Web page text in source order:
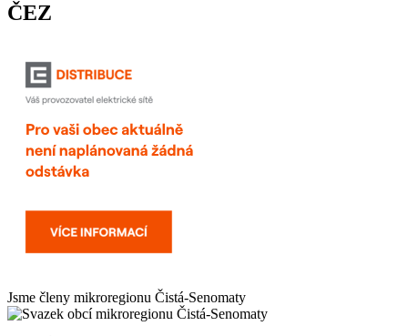
ČEZ
Jsme členy mikroregionu Čistá-Senomaty